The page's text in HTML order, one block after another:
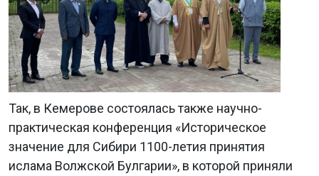
Так, в Кемерове состоялась также научно-
практическая конференция «Историческое
значение для Сибири 1100-летия принятия
ислама Волжской Булгарии», в которой приняли